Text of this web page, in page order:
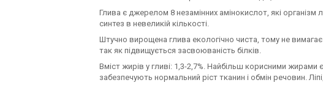
Глива є джерелом 8 незамінних амінокислот, які
синтез в невеликій кількості.
Штучно вирощена глива екологічно чиста, тому не
так як підвищується засвоюваність білків.
Вміст жирів у гливі: 1,3-2,7%. Найбільш корисними
забезпечують нормальний ріст тканин і обмін речовин.